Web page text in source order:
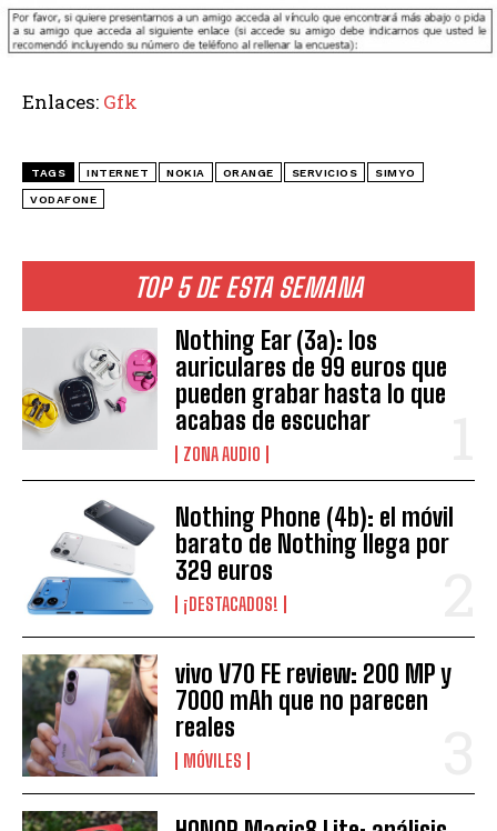
TOP 5 DE ESTA SEMANA
Nothing Ear (3a): los
auriculares de 99 euros que
pueden grabar hasta lo que
acabas de escuchar
ZONA AUDIO
Nothing Phone (4b): el móvil
barato de Nothing llega por
329 euros
¡DESTACADOS!
vivo V70 FE review: 200 MP y
7000 mAh que no parecen
reales
MÓVILES
Enlaces: Gfk
TAGS INTERNET NOKIA ORANGE SERVICIOS SIMYO
VODAFONE